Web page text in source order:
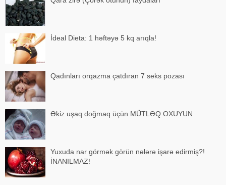
İdeal Dieta: 1 həftəyə 5 kq arıqla!
Qadınları orqazma çatdıran 7 seks pozası
Əkiz uşaq doğmaq üçün MÜTLƏQ OXUYUN
Yuxuda nar görmək görün nələrə işarə edirmiş?!
İNANILMAZ!